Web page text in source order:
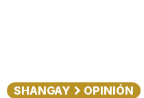
SHANGAY OPINIÓN